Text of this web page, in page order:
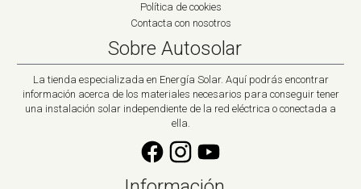
Política de cookies
Contacta con nosotros
Sobre Autosolar
La tienda especializada en Energía Solar. Aquí podrás encontrar
información acerca de los materiales necesarios para conseguir tener
una instalación solar independiente de la red eléctrica o conectada a
ella.